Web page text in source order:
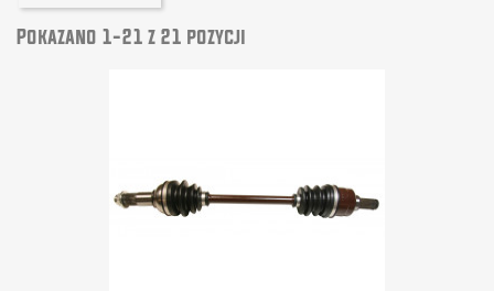
Pokazano 1-21 z 21 pozycji